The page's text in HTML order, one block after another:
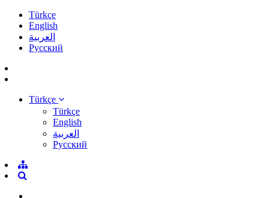
Türkçe
English
العربية
Pусский
Türkçe
Türkçe
English
العربية
Pусский